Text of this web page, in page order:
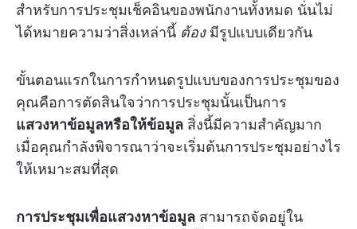
สำหรับการประชุมเช็คอินของพนักงานทั้งหมด นั่นไม่
ได้หมายความว่าสิ่งเหล่านี้ ต้องมีรูปแบบเดียวกัน
ขั้นตอนแรกในการกำหนดรูปแบบของการประชุมของ
คุณคือการตัดสินใจว่าการประชุมนั้นเป็นการ
แสวงหาข้อมูลหรือให้ข้อมูล สิ่งนี้มีความสำคัญมาก
เมื่อคุณกำลังพิจารณาว่าจะเริ่มต้นการประชุมอย่างไร
ให้เหมาะสมที่สุด
การประชุมเพื่อแสวงหาข้อมูล สามารถจัดอยู่ใน